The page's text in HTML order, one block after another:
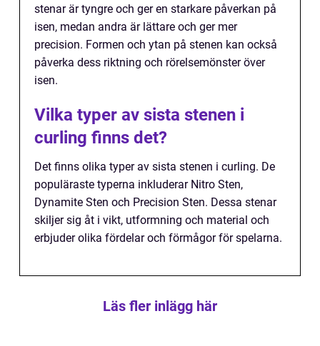
stenar är tyngre och ger en starkare påverkan på
isen, medan andra är lättare och ger mer
precision. Formen och ytan på stenen kan också
påverka dess riktning och rörelsemönster över
isen.
Vilka typer av sista stenen i
curling finns det?
Det finns olika typer av sista stenen i curling. De
populäraste typerna inkluderar Nitro Sten,
Dynamite Sten och Precision Sten. Dessa stenar
skiljer sig åt i vikt, utformning och material och
erbjuder olika fördelar och förmågor för spelarna.
Läs fler inlägg här